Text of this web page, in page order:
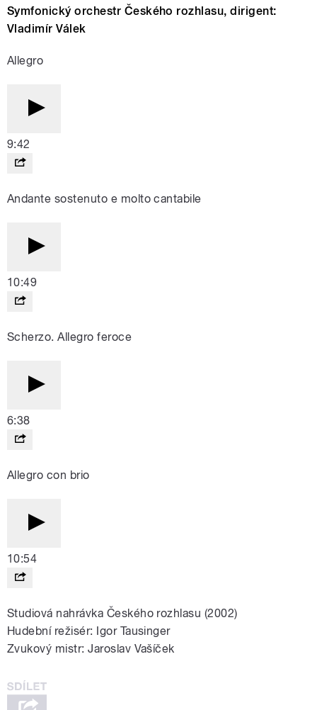
Symfonický orchestr Českého rozhlasu, dirigent:
Vladimír Válek
Allegro
9:42
Andante sostenuto e molto cantabile
10:49
Scherzo. Allegro feroce
6:38
Allegro con brio
10:54
Studiová nahrávka Českého rozhlasu (2002)
Hudební režisér: Igor Tausinger
Zvukový mistr: Jaroslav Vašíček